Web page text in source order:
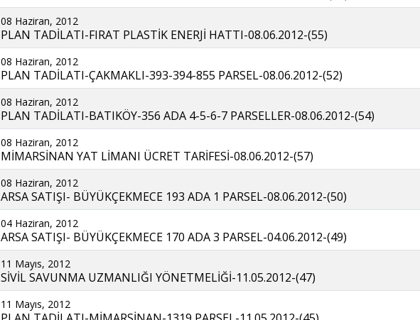
08 Haziran, 2012
PLAN TADİLATI-FIRAT PLASTİK ENERJİ HATTI-08.06.2012-(55)
08 Haziran, 2012
PLAN TADİLATI-ÇAKMAKLI-393-394-855 PARSEL-08.06.2012-(52)
08 Haziran, 2012
PLAN TADİLATI-BATIKÖY-356 ADA 4-5-6-7 PARSELLER-08.06.2012-(54)
08 Haziran, 2012
MİMARSİNAN YAT LİMANI ÜCRET TARİFESİ-08.06.2012-(57)
08 Haziran, 2012
ARSA SATIŞI- BÜYÜKÇEKMECE 193 ADA 1 PARSEL-08.06.2012-(50)
04 Haziran, 2012
ARSA SATIŞI- BÜYÜKÇEKMECE 170 ADA 3 PARSEL-04.06.2012-(49)
11 Mayıs, 2012
SİVİL SAVUNMA UZMANLIĞI YÖNETMELİĞİ-11.05.2012-(47)
11 Mayıs, 2012